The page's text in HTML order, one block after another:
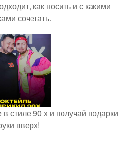
как носить и с какими
сочетать.
стиле 90 х и получай подарки
вверх!